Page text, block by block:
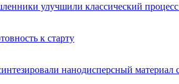
улучшили классический процесс
к старту
нанодисперсный